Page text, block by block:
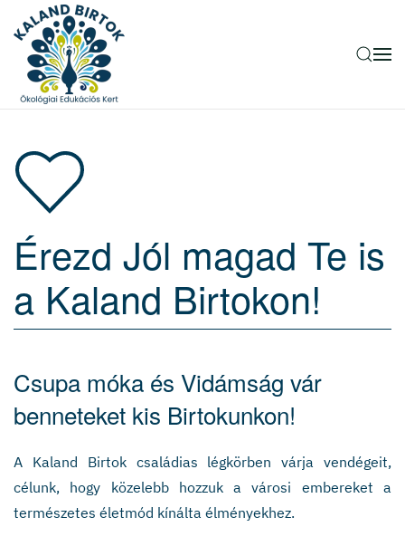
Skip to main content
Kaland Birtok
Ökológiai Edukációs Kert
Érezd Jól magad Te is
a Kaland Birtokon!
Csupa móka és Vidámság vár
benneteket kis Birtokunkon!
A Kaland Birtok családias légkörben várja vendégeit,
célunk, hogy közelebb hozzuk a városi embereket a
természetes életmód kínálta élményekhez.